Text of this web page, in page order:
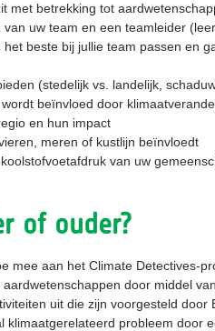
met betrekking tot
uw team en een teamleider
beste bij jullie team passen en
(stedelijk vs. landelijk,
beïnvloed door
en hun impact
meren of kustlijn beïnvloedt
van uw
of ouder?
aan het Climate Detectives-
aardwetenschappen door middel
uit die zijn voorgesteld door
klimaatgerelateerd probleem door